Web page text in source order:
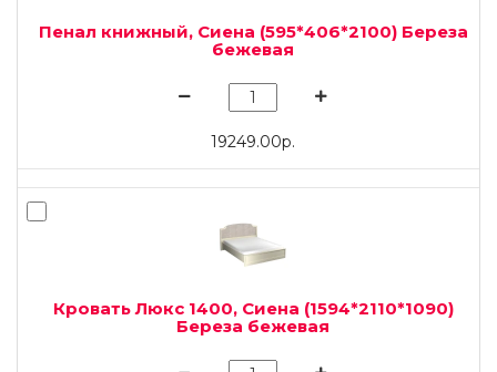
Пенал книжный, Сиена (595*406*2100) Береза
бежевая
19249.00р.
Кровать Люкс 1400, Сиена (1594*2110*1090)
Береза бежевая